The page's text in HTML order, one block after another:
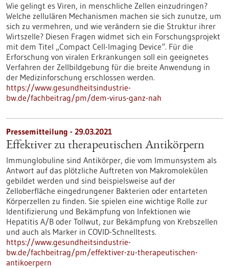
Wie gelingt es Viren, in menschliche Zellen einzudringen?
Welche zellulären Mechanismen machen sie sich zunutze, um
sich zu vermehren, und wie verändern sie die Struktur ihrer
Wirtszelle? Diesen Fragen widmet sich ein Forschungsprojekt
mit dem Titel „Compact Cell-Imaging Device“. Für die
Erforschung von viralen Erkrankungen soll ein geeignetes
Verfahren der Zellbildgebung für die breite Anwendung in
der Medizinforschung erschlossen werden.
https://www.gesundheitsindustrie-
bw.de/fachbeitrag/pm/dem-virus-ganz-nah
Pressemitteilung - 29.03.2021
Effektiver zu therapeutischen Antikörpern
Immunglobuline sind Antikörper, die vom Immunsystem als
Antwort auf das plötzliche Auftreten von Makromolekülen
gebildet werden und sind beispielsweise auf der
Zelloberfläche eingedrungener Bakterien oder entarteten
Körperzellen zu finden. Sie spielen eine wichtige Rolle zur
Identifizierung und Bekämpfung von Infektionen wie
Hepatitis A/B oder Tollwut, zur Bekämpfung von Krebszellen
und auch als Marker in COVID-Schnelltests.
https://www.gesundheitsindustrie-
bw.de/fachbeitrag/pm/effektiver-zu-therapeutischen-
antikoerpern